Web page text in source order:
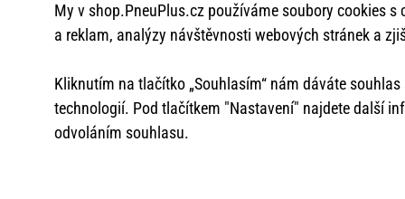
My v shop.PneuPlus.cz používáme soubory cookies s
a reklam, analýzy návštěvnosti webových stránek a
Kliknutím na tlačítko „Souhlasím“ nám dáváte
technologií. Pod tlačítkem "Nastavení" najdete další
odvoláním souhlasu.